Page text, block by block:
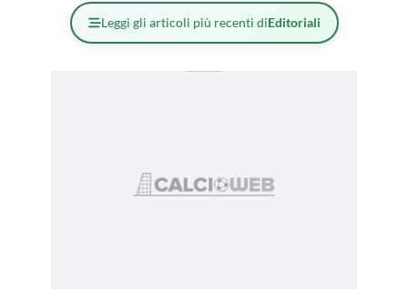
Leggi gli articoli più recenti diEditoriali